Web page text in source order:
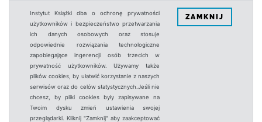
Instytut Książki dba o ochronę prywatności
użytkowników i bezpieczeństwo przetwarzania
ich danych osobowych oraz stosuje
odpowiednie rozwiązania technologiczne
zapobiegające ingerencji osób trzecich w
prywatność użytkowników. Używamy także
plików cookies, by ułatwić korzystanie z naszych
serwisów oraz do celów statystycznych.Jeśli nie
chcesz, by pliki cookies były zapisywane na
Twoim dysku zmień ustawienia swojej
przeglądarki. Kliknij "Zamknij" aby zaakceptować
ZAMKNIJ